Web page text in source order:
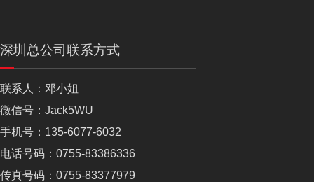
深圳总公司联系方式
联系人：邓小姐
微信号：Jack5WU
手机号：135-6077-6032
电话号码：0755-83386336
传真号码：0755-83377979